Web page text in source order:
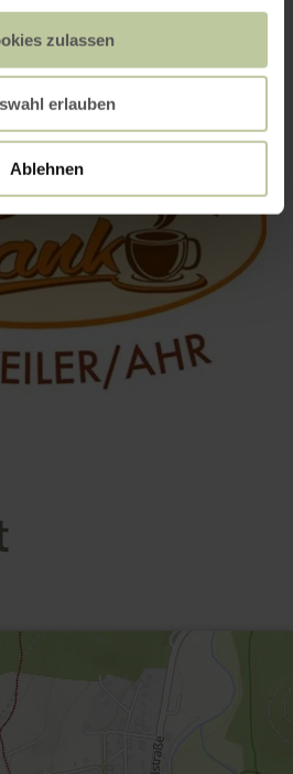
zulassen
erlauben
Ablehnen